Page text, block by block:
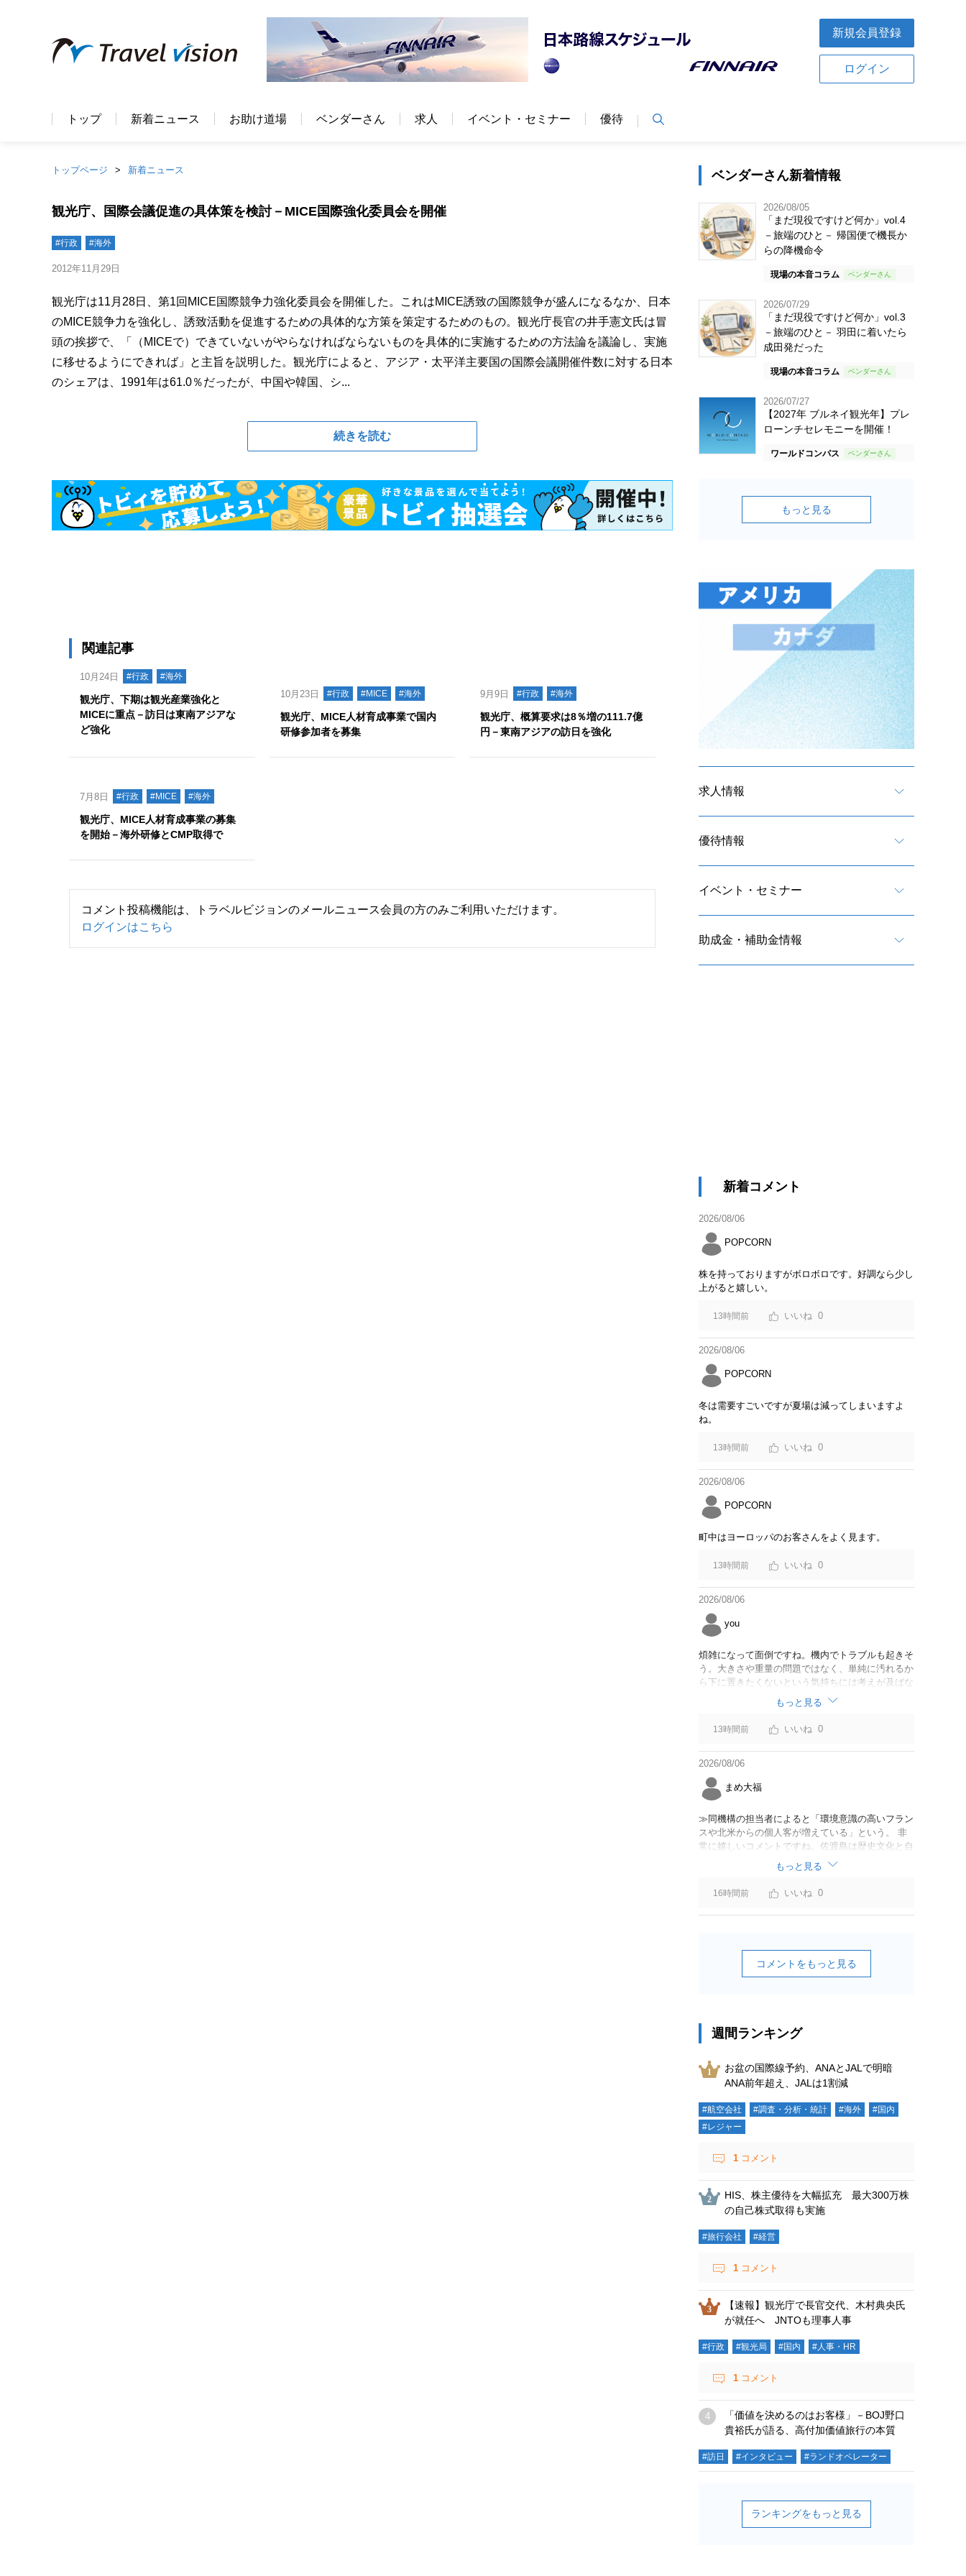
新規会員登録
ログイン
トップ 新着ニュース お助け道場 ベンダーさん 求人 イベント・セミナー 優待
トップページ 新着ニュース
観光庁、国際会議促進の具体策を検討－MICE国際強化委員会を開催
#行政 #海外
2012年11月29日
観光庁は11月28日、第1回MICE国際競争力強化委員会を開催した。これはMICE誘致の国際競争が盛んになるなか、日本
のMICE競争力を強化し、誘致活動を促進するための具体的な方策を策定するためのもの。観光庁長官の井手憲文氏は冒
頭の挨拶で、「（MICEで）できていないがやらなければならないものを具体的に実施するための方法論を議論し、実施
に移せるようにできれば」と主旨を説明した。観光庁によると、アジア・太平洋主要国の国際会議開催件数に対する日本
のシェアは、1991年は61.0％だったが、中国や韓国、シ...
続きを読む
関連記事
10月24日 #行政 #海外
観光庁、下期は観光産業強化と
MICEに重点－訪日は東南アジアな
ど強化
10月23日 #行政 #MICE #海外
観光庁、MICE人材育成事業で国内
研修参加者を募集
9月9日 #行政 #海外
観光庁、概算要求は8％増の111.7億
円－東南アジアの訪日を強化
7月8日 #行政 #MICE #海外
観光庁、MICE人材育成事業の募集
を開始－海外研修とCMP取得で
コメント投稿機能は、トラベルビジョンのメールニュース会員の方のみご利用いただけます。
ログインはこちら
ベンダーさん新着情報
2026/08/05
「まだ現役ですけど何か」vol.4
－旅端のひと－ 帰国便で機長か
らの降機命令
現場の本音コラム
2026/07/29
「まだ現役ですけど何か」vol.3
－旅端のひと－ 羽田に着いたら
成田発だった
現場の本音コラム
2026/07/27
【2027年 ブルネイ観光年】プレ
ローンチセレモニーを開催！
ワールドコンパス
もっと見る
求人情報
優待情報
イベント・セミナー
助成金・補助金情報
新着コメント
2026/08/06
POPCORN
株を持っておりますがボロボロです。好調なら少し
上がると嬉しい。
13時間前 0
2026/08/06
POPCORN
冬は需要すごいですが夏場は減ってしまいますよ
ね。
13時間前 0
2026/08/06
POPCORN
町中はヨーロッパのお客さんをよく見ます。
13時間前 0
2026/08/06
you
煩雑になって面倒ですね。機内でトラブルも起きそ
う。大きさや重量の問題ではなく、単純に汚れるか
ら下に置きたくないという気持ちには考えが及ばな
かったのでしょうかね。いっそ、荷物棚を撤去した
座席を作って、座席指定も荷物も含んだプランとす
べて無しで格安プランで分けてもらった方がシンプ
ルで分かりやすいかも。どんどん料金が細分化され
て面倒です。
もっと見る
13時間前 0
2026/08/06
まめ大福
≫同機構の担当者によると「環境意識の高いフラン
スや北米からの個人客が増えている」という。 非
常に嬉しいコメントですね。佐渡島は歴史文化と自
然が相まっての土地となっているので、個人的には
環境意識の低い人は来ないでほしいです。「金がと
れるんじゃないか」と勝手に穴掘ったりしそうな国
の人は来ないでほしいですね。
もっと見る
16時間前 0
コメントをもっと見る
週間ランキング
お盆の国際線予約、ANAとJALで明暗
ANA前年超え、JALは1割減
#航空会社 #調査・分析・統計 #海外
#国内
#レジャー
1 コメント
HIS、株主優待を大幅拡充 最大300万株
の自己株式取得も実施
#旅行会社 #経営
1 コメント
【速報】観光庁で長官交代、木村典央氏
が就任へ JNTOも理事人事
#行政 #観光局 #国内 #人事・HR
1 コメント
「価値を決めるのはお客様」－BOJ野口
貴裕氏が語る、高付加価値旅行の本質
#訪日 #インタビュー #ランドオペレーター